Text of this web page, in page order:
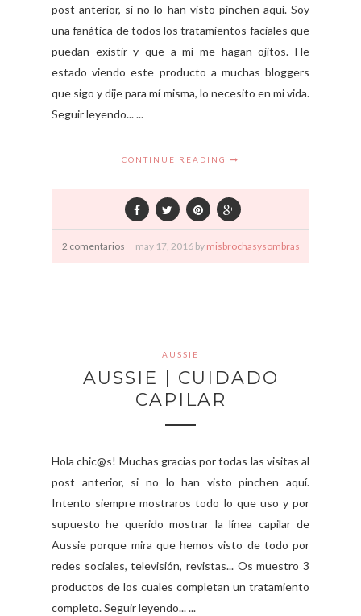
post anterior, si no lo han visto pinchen aquí. Soy
una fanática de todos los tratamientos faciales que
puedan existir y que a mí me hagan ojitos. He
estado viendo este producto a muchas bloggers
que sigo y dije para mí misma, lo necesito en mi vida.
Seguir leyendo... ...
CONTINUE READING
2 comentarios may 17, 2016 by misbrochasysombras
AUSSIE
AUSSIE | CUIDADO
CAPILAR
Hola chic@s! Muchas gracias por todas las visitas al
post anterior, si no lo han visto pinchen aquí.
Intento siempre mostraros todo lo que uso y por
supuesto he querido mostrar la línea capilar de
Aussie porque mira que hemos visto de todo por
redes sociales, televisión, revistas... Os muestro 3
productos de los cuales completan un tratamiento
completo. Seguir leyendo... ...